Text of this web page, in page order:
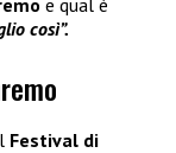
così”.
Festival di